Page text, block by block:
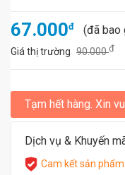
67.000đ (đã bao
Giá thị trường 90.000đ
Tạm hết hàng. Xin
Dịch vụ & Khuyến
Cam kết sản